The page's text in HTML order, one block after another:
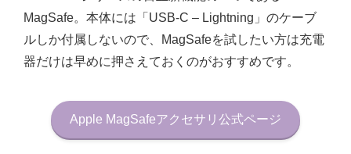
MagSafe。本体には「USB-C – Lightning」のケーブ
ルしか付属しないので、MagSafeを試したい方は充電
器だけは早めに押さえておくのがおすすめです。
Apple MagSafeアクセサリ公式ページ